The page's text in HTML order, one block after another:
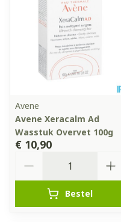
Avene
Avene Xeracalm Ad
Wasstuk Overvet 100g
€ 10,90
Bestel